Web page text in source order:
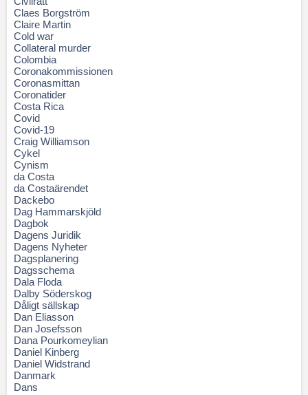
Claes Borgström
Claire Martin
Cold war
Collateral murder
Colombia
Coronakommissionen
Coronasmittan
Coronatider
Costa Rica
Covid
Covid-19
Craig Williamson
Cykel
Cynism
da Costa
da Costaärendet
Dackebo
Dag Hammarskjöld
Dagbok
Dagens Juridik
Dagens Nyheter
Dagsplanering
Dagsschema
Dala Floda
Dalby Söderskog
Dåligt sällskap
Dan Eliasson
Dan Josefsson
Dana Pourkomeylian
Daniel Kinberg
Daniel Widstrand
Danmark
Dans